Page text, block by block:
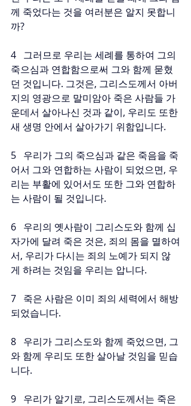
께 죽었다는 것을 여러분은 알지 못합니
까?
4   그러므로 우리는 세례를 통하여 그의
죽으심과 연합함으로써 그와 함께 묻혔
던 것입니다. 그것은, 그리스도께서 아버
지의 영광으로 말미암아 죽은 사람들 가
운데서 살아나신 것과 같이, 우리도 또한
새 생명 안에서 살아가기 위함입니다.
5   우리가 그의 죽으심과 같은 죽음을 죽
어서 그와 연합하는 사람이 되었으면, 우
리는 부활에 있어서도 또한 그와 연합하
는 사람이 될 것입니다.
6   우리의 옛사람이 그리스도와 함께 십
자가에 달려 죽은 것은, 죄의 몸을 멸하여
서, 우리가 다시는 죄의 노예가 되지 않
게 하려는 것임을 우리는 압니다.
7   죽은 사람은 이미 죄의 세력에서 해방
되었습니다.
8   우리가 그리스도와 함께 죽었으면, 그
와 함께 우리도 또한 살아날 것임을 믿습
니다.
9   우리가 알기로, 그리스도께서는 죽은